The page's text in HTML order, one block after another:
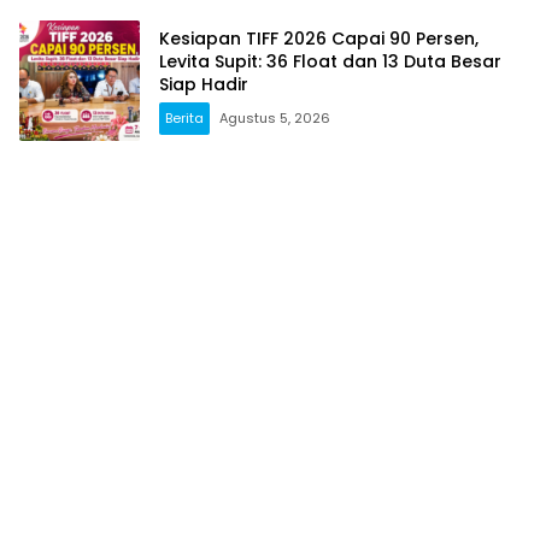
Kesiapan TIFF 2026 Capai 90 Persen,
Levita Supit: 36 Float dan 13 Duta Besar
Siap Hadir
Berita Agustus 5, 2026